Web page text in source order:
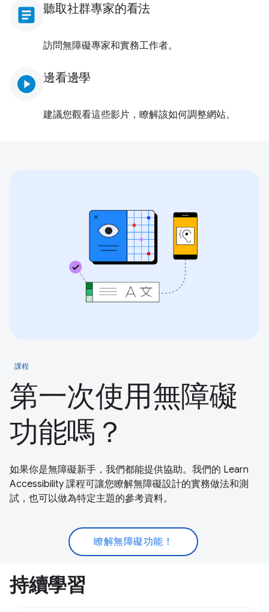
article 聽取社群專家的看法
訪問無障礙專家和實務工作者。
play_circle 邊看邊學
建議您觀看這些影片，瞭解該如何調整網站。
課程
第一次使用無障礙
功能嗎？
如果你是無障礙新手，我們都能提供協助。我們的 Learn
Accessibility 課程可讓您瞭解無障礙設計的實務做法和測
試，也可以做為特定主題的參考資料。
瞭解無障礙功能！
持續學習